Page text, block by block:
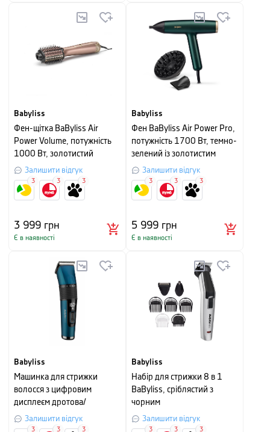
Babyliss
Фен-щітка BaByliss Air
Power Volume, потужність
1000 Вт, золотистий
Залишити відгук
3 999 грн
Є в наявності
3 3 3
Babyliss
Фен BaByliss Air Power Pro,
потужність 1700 Вт, темно-
зелений із золотистим
Залишити відгук
5 999 грн
Є в наявності
3 3 3
Babyliss
Машинка для стрижки
волосся з цифровим
дисплеєм дротова/
бездротова Babyliss, синій з
чорним
Залишити відгук
3 3 3
Babyliss
Набір для стрижки 8 в 1
BaByliss, сріблястий з
чорним
Залишити відгук
3 3 3